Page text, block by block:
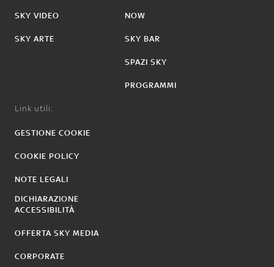
SKY VIDEO
SKY ARTE
NOW
SKY BAR
SPAZI SKY
PROGRAMMI
Link utili:
GESTIONE COOKIE
COOKIE POLICY
NOTE LEGALI
DICHIARAZIONE
ACCESSIBILITÀ
OFFERTA SKY MEDIA
CORPORATE